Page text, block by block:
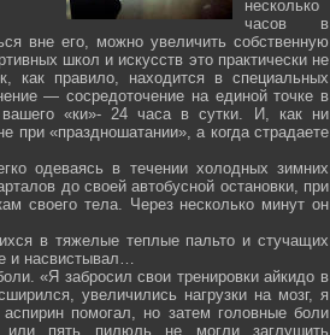
несколько
часов в
вне его, можно увеличить собственную
школ и искусств это практически не
как правило, находится в специальных
— сосредоточение на единой точке в
«ки»- 24 часа в сутки. И, как ни
при «праздношатании», а когда страдаете
одеваясь в течении холодных зимних
до своей автобусной остановки, при
своего тела. Через несколько минут он
в тяжелые теплые пальто и стучащих
и насвистывал…
«Я забросил свои тренировки айкидо в
увеличились нагрузки на мозг, я
помогал, но затем головные боли
пять пилюль не могли заглушить